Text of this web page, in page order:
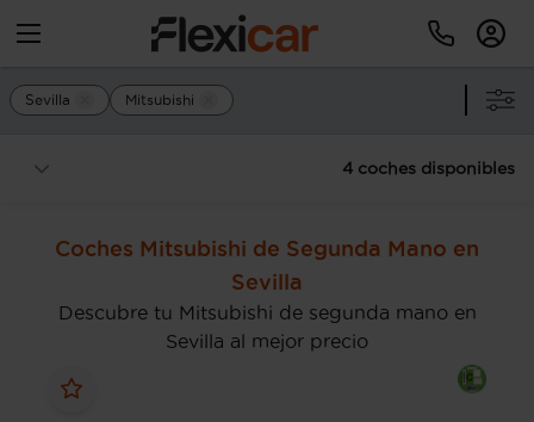
Sevilla Mitsubishi
4 coches disponibles
Coches Mitsubishi de Segunda Mano en
Sevilla
Descubre tu Mitsubishi de segunda mano en
Sevilla al mejor precio